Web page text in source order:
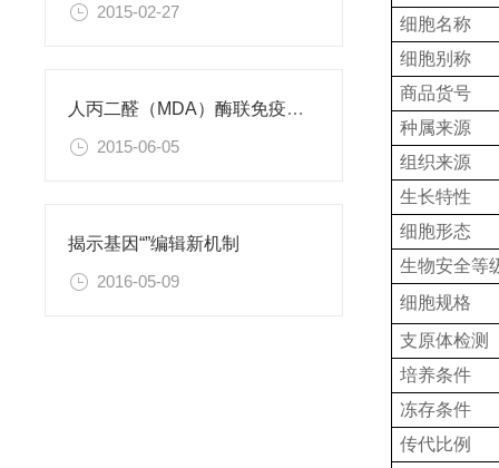
2015-02-27
人丙二醛（MDA）酶联免疫分析试剂盒使用说明书
2015-06-05
揭示基因“”编辑新机制
2016-05-09
细胞名称
细胞别称
商品货号
种属来源
组织来源
生长特性
细胞形态
生物安全等
细胞规格
支原体检测
培养条件
冻存条件
传代比例